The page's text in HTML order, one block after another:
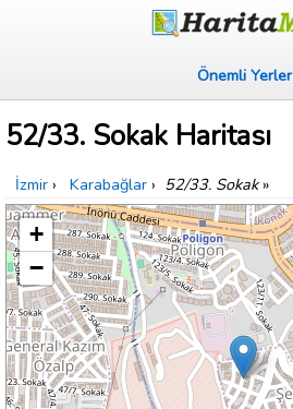
Önemli Yerler
52/33. Sokak Haritası
İzmir › Karabağlar › 52/33. Sokak»
+
−